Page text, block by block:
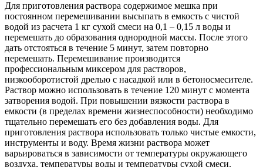
Для приготовления раствора содержимое мешка при
постоянном перемешивании высыпать в емкость с чистой
водой из расчета 1 кг сухой смеси на 0,1 – 0,15 л воды и
перемешать до образования однородной массы. После этого
дать отстояться в течение 5 минут, затем повторно
перемешать. Перемешивание производится
профессиональным миксером для растворов,
низкооборотистой дрелью с насадкой или в бетоносмесителе.
Раствор можно использовать в течение 120 минут с момента
затворения водой. При повышении вязкости раствора в
емкости (в пределах времени жизнеспособности) необходимо
тщательно перемешать его без добавления воды. Для
приготовления раствора использовать только чистые емкости,
инструменты и воду. Время жизни раствора может
варьироваться в зависимости от температуры окружающего
воздуха, температуры воды и температуры сухой смеси.